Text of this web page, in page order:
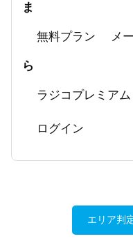
ま
無料プラン メ
ら
ラジコプレミアム
ログイン
エリア判